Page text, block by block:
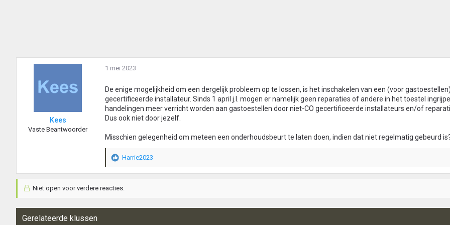
Kees
Vaste Beantwoorder
1 mei 2023
De enige mogelijkheid om een dergelijk probleem op te lossen, is het inschakelen van een (voor gastoestellen)
gecertificeerde installateur. Sinds 1 april j.l. mogen er namelijk geen reparaties of andere in het toestel
handelingen meer verricht worden aan gastoestellen door niet-CO gecertificeerde installateurs en/of
Dus ook niet door jezelf.
Misschien gelegenheid om meteen een onderhoudsbeurt te laten doen, indien dat niet regelmatig gebeurd
W
r
e
Harrie2023
Niet open voor verdere reacties.
Gerelateerde klussen